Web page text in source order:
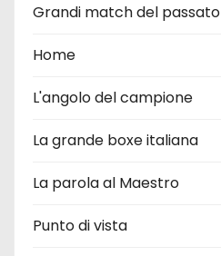
Grandi match del passato
Home
L'angolo del campione
La grande boxe italiana
La parola al Maestro
Punto di vista